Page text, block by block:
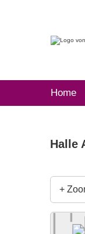
Home
Halle
+